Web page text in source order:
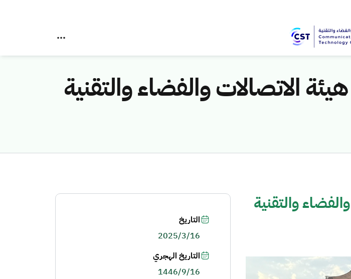
الاتصالات والفضاء والتقنية
والتقنية
التاريخ
2025/3/16
التاريخ الهجري
1446/9/16